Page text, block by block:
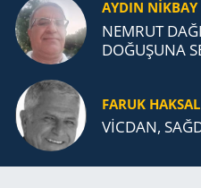
AYDIN NİKBAY
NEMRUT
DOĞUŞUNA
FARUK HAKSAL
VİCDAN,